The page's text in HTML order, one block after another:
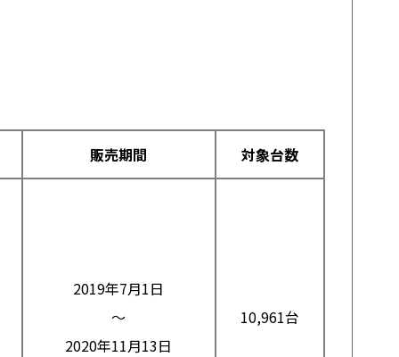
販売期間 対象台数
2019年7月1日
～
2020年11月13日
10,961台